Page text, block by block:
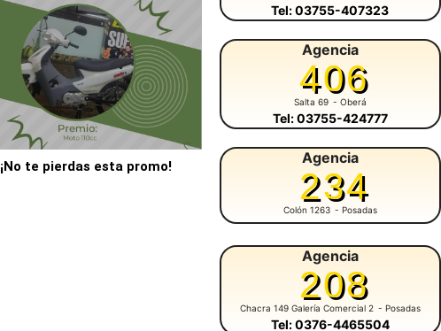
¡No te pierdas esta promo!
Tel: 03755-407323
Agencia
406
Salta 69 - Oberá
Tel: 03755-424777
Agencia
234
Colón 1263 - Posadas
Agencia
208
Chacra 149 Galería Comercial 2 - Posadas
Tel: 0376-4465504